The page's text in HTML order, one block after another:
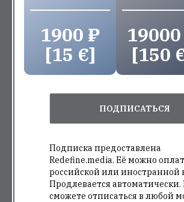
1900 ₽
[15 €]
[150
ПОДПИСАТЬСЯ
Подписка предоставлена
Redefine.media. Её можно
российской или иностранной
Продлевается автоматически.
сможете отписаться в любой